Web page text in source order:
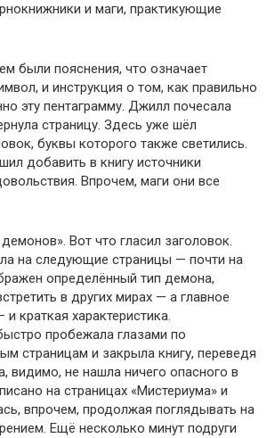
и маги, практикующие
были пояснения, что означает
и инструкция о том, как правильно
эту пентаграмму. Джилл почесала
страницу. Здесь уже шёл
буквы которого также светились.
добавить в книгу источники
Впрочем, маги они все
Вот что гласил заголовок.
на следующие страницы — почти на
определённый тип демона,
в других мирах — а главное
и краткая характеристика.
пробежала глазами по
страницам и закрыла книгу, переведя
видимо, не нашла ничего опасного в
на страницах «Мистериума» и
впрочем, продолжая поглядывать на
Ещё несколько минут подруги